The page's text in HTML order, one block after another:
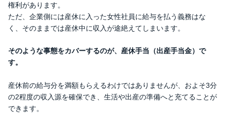
権利があります。
ただ、企業側には産休に入った女性社員に給与を払う義務はな
く、そのままでは産休中に収入が途絶えてしまいます。
そのような事態をカバーするのが、産休手当（出産手当金）で
す。
産休前の給与分を満額もらえるわけではありませんが、およそ3分
の2程度の収入源を確保でき、生活や出産の準備へと充てることが
できます。